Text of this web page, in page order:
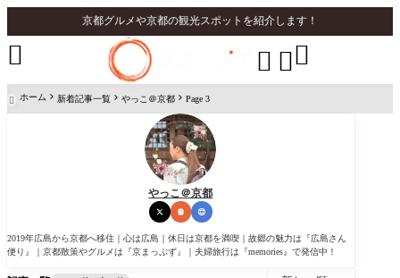
京都グルメや京都の観光スポットを紹介します！
 

 ホーム 新着記事一覧 やっこ＠京都 Page 3
やっこ＠京都
2019年広島から京都へ移住｜心は広島｜休日は京都を満喫｜故郷の魅力は『広島さん
便り』｜京都散策やグルメは『京まっぷず』｜夫婦旅行は『memories』で発信中！